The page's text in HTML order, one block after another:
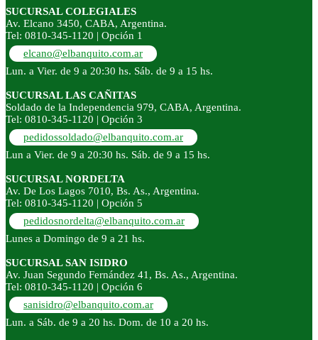
SUCURSAL COLEGIALES
Av. Elcano 3450, CABA, Argentina.
Tel: 0810-345-1120 | Opción 1
elcano@elbanquito.com.ar
Lun. a Vier. de 9 a 20:30 hs. Sáb. de 9 a 15 hs.
SUCURSAL LAS CAÑITAS
Soldado de la Independencia 979, CABA, Argentina.
Tel: 0810-345-1120 | Opción 3
pedidossoldado@elbanquito.com.ar
Lun a Vier. de 9 a 20:30 hs. Sáb. de 9 a 15 hs.
SUCURSAL NORDELTA
Av. De Los Lagos 7010, Bs. As., Argentina.
Tel: 0810-345-1120 | Opción 5
pedidosnordelta@elbanquito.com.ar
Lunes a Domingo de 9 a 21 hs.
SUCURSAL SAN ISIDRO
Av. Juan Segundo Fernández 41, Bs. As., Argentina.
Tel: 0810-345-1120 | Opción 6
sanisidro@elbanquito.com.ar
Lun. a Sáb. de 9 a 20 hs. Dom. de 10 a 20 hs.